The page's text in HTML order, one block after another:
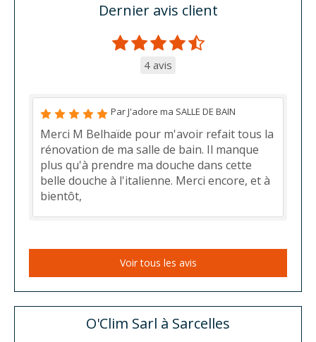
Dernier avis client
4 avis
Par J'adore ma SALLE DE BAIN
Merci M Belhaïde pour m'avoir refait tous la
rénovation de ma salle de bain. Il manque
plus qu'à prendre ma douche dans cette
belle douche à l'italienne. Merci encore, et à
bientôt,
Voir tous les avis
O'Clim Sarl à Sarcelles